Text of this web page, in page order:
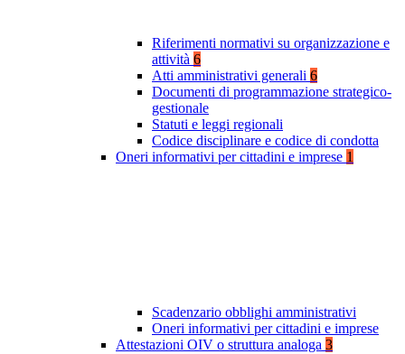
Riferimenti normativi su organizzazione e
attività 6
Atti amministrativi generali 6
Documenti di programmazione strategico-
gestionale
Statuti e leggi regionali
Codice disciplinare e codice di condotta
Oneri informativi per cittadini e imprese 1
Scadenzario obblighi amministrativi
Oneri informativi per cittadini e imprese
Attestazioni OIV o struttura analoga 3